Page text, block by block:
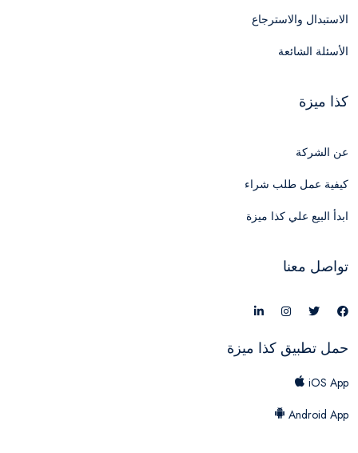
الاستبدال والاسترجاع
الأسئلة الشائعة
كذا ميزة
عن الشركة
كيفية عمل طلب شراء
ابدأ البيع علي كذا ميزة
تواصل معنا
حمل تطبيق كذا ميزة
iOS App
Android App